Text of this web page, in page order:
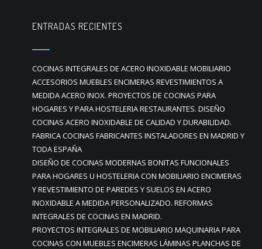
ENTRADAS RECIENTES
COCINAS INTEGRALES DE ACERO INOXIDABLE MOBILIARIO
ACCESORIOS MUEBLES ENCIMERAS REVESTIMIENTOS A
MEDIDA ACERO INOX. PROYECTOS DE COCINAS PARA
HOGARES Y PARA HOSTELERIA RESTAURANTES. DISEÑO
COCINAS ACERO INOXIDABLE DE CALIDAD Y DURABILIDAD.
FABRICA COCINAS FABRICANTES INSTALADORES EN MADRID Y
TODA ESPAÑA
DISEÑO DE COCINAS MODERNAS BONITAS FUNCIONALES
PARA HOGARES U HOSTELERIA CON MOBILIARIO ENCIMERAS
Y REVESTIMIENTO DE PAREDES Y SUELOS EN ACERO
INOXIDABLE A MEDIDA PERSONALIZADO. REFORMAS
INTEGRALES DE COCINAS EN MADRID.
PROYECTOS INTEGRALES DE MOBILIARIO MAQUINARIA PARA
COCINAS CON MUEBLES ENCIMERAS LÁMINAS PLANCHAS DE